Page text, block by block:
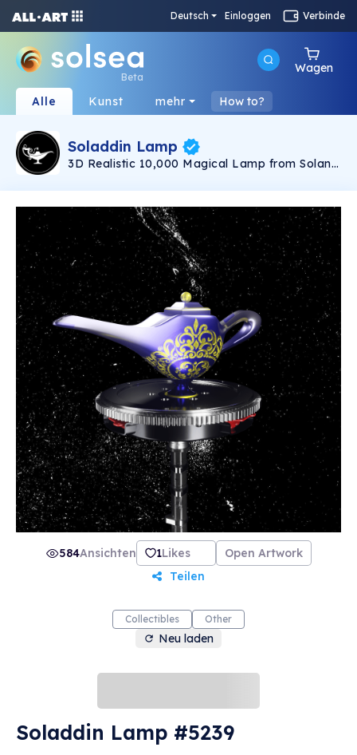
Deutsch Einloggen Verbinde
Beta
Wagen
Alle Kunst mehr How to?
Soladdin Lamp
3D Realistic 10,000 Magical Lamp from Solana
584Ansichten 1Likes
Open Artwork
Teilen
Collectibles Other
Neu laden
Soladdin Lamp #5239